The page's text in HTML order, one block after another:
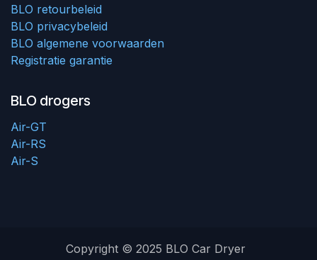
BLO retourbeleid
BLO privacybeleid
BLO algemene voorwaarden
Registratie garantie
BLO drogers
Air-GT
Air-RS
Air-S
Copyright © 2025 BLO Car Dryer